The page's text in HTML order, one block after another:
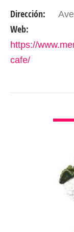
tranquilo,…
Dirección: Avenida
Web:
https://
cafe/